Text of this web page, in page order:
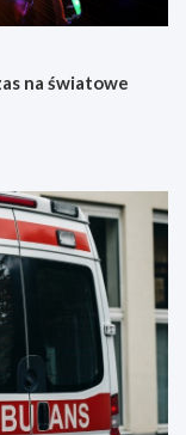
na światowe